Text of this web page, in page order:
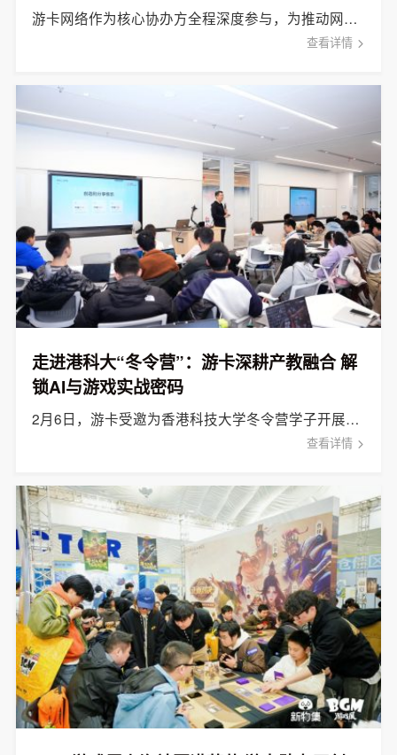
游卡网络作为核心协办方全程深度参与，为推动网络游戏产业高质量发展注入新动能。
查看详情
走进港科大“冬令营”：游卡深耕产教融合 解
锁AI与游戏实战密码
2月6日，游卡受邀为香港科技大学冬令营学子开展主题分享，游卡副总裁杜彬携算法工程师团队亲临现场。
查看详情